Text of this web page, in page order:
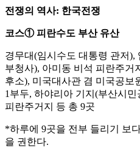
전쟁의 역사: 한국전쟁
코스① 피란수도 부산 유산
경무대(임시수도 대통령 관저),
부청사), 아미동 비석 피란주거
후소), 미국대사관 겸 미국공보
1부두, 하야리아 기지(부산시
피란주거지 등 총 9곳
*하루에 9곳을 전부 들리기 보
을 권한다.